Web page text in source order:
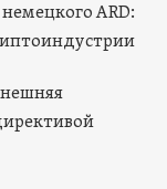
ARD: